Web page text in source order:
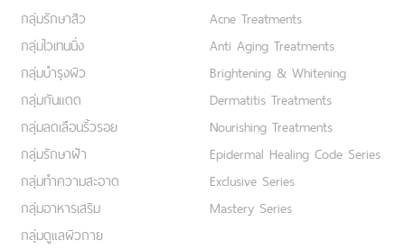
กลุ่มรักษาสิว
กลุ่มไวเทนนิ่ง
กลุ่มบำรุงผิว
กลุ่มกันแดด
กลุ่มลดเลือนริ้วรอย
กลุ่มรักษาฝ้า
กลุ่มทำความสะอาด
กลุ่มอาหารเสริม
กลุ่มดูแลผิวกาย
Acne Treatments
Anti Aging Treatments
Brightening & Whitening
Dermatitis Treatments
Nourishing Treatments
Epidermal Healing Code Series
Exclusive Series
Mastery Series